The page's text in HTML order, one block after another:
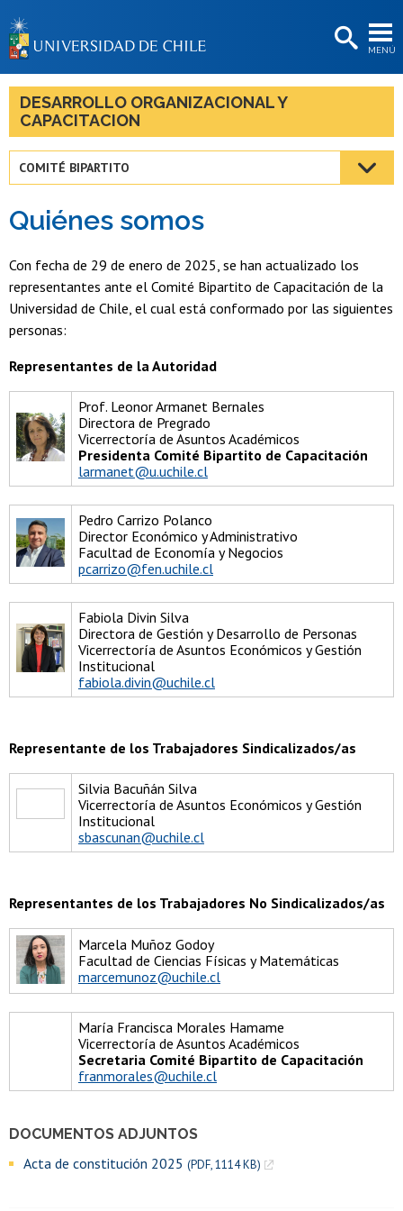
MENÚ
BIBLIOTECAS
LA UNIVERSIDAD
Egresadas/os
DESARROLLO ORGANIZACIONAL Y
CAPACITACION
COMITÉ BIPARTITO
Quiénes somos
DOCUMENTOS ADJUNTOS
Acta de constitución 2025 (PDF, 1114 KB)
Con fecha de 29 de enero de 2025, se han actualizado los
representantes ante el Comité Bipartito de Capacitación de la
Universidad de Chile, el cual está conformado por las siguientes
personas:
Representantes de la Autoridad
Prof. Leonor Armanet Bernales
Directora de Pregrado
Vicerrectoría de Asuntos Académicos
Presidenta Comité Bipartito de Capacitación
larmanet@u.uchile.cl
Pedro Carrizo Polanco
Director Económico y Administrativo
Facultad de Economía y Negocios
pcarrizo@fen.uchile.cl
Fabiola Divin Silva
Directora de Gestión y Desarrollo de Personas
Vicerrectoría de Asuntos Económicos y Gestión
Institucional
fabiola.divin@uchile.cl
Representante de los Trabajadores Sindicalizados/as
Silvia Bacuñán Silva
Vicerrectoría de Asuntos Económicos y Gestión
Institucional
sbascunan@uchile.cl
Representantes de los Trabajadores No Sindicalizados/as
Marcela Muñoz Godoy
Facultad de Ciencias Físicas y Matemáticas
marcemunoz@uchile.cl
María Francisca Morales Hamame
Vicerrectoría de Asuntos Académicos
Secretaria Comité Bipartito de Capacitación
franmorales@uchile.cl